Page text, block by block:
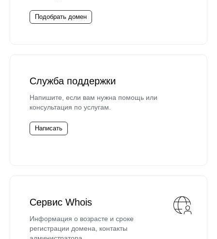
Подобрать домен
Служба поддержки
Напишите, если вам нужна помощь или
консультация по услугам.
Написать
Сервис Whois
Информация о возрасте и сроке
регистрации домена, контакты